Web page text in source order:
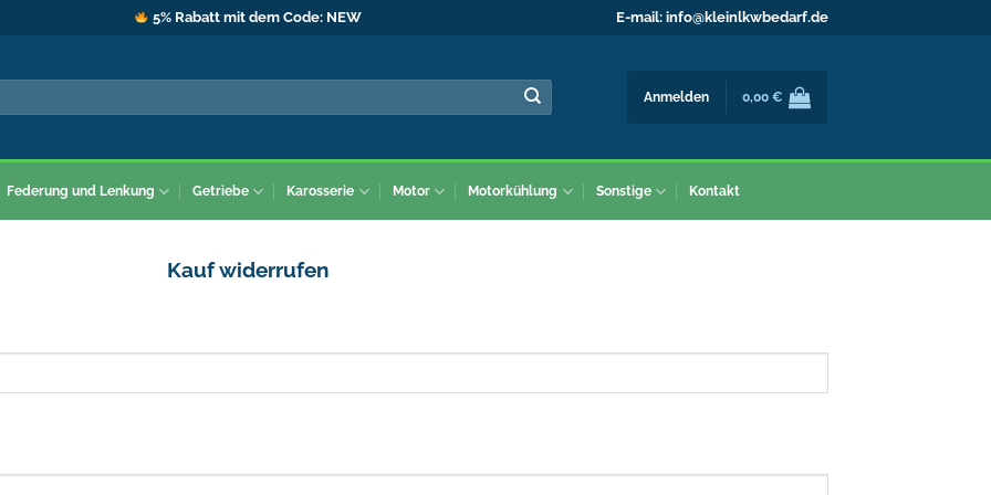
5% Rabatt mit dem Code: NEW E-mail:info@kleinlkwbedarf.de
Anmelden 0,00 €
Federung und Lenkung Getriebe Karosserie Motor Motorkühlung Sonstige Kontakt
Kauf widerrufen